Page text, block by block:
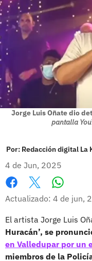
Jorge Luis Oñate dio
pantalla
Por: Redacción digital La
4 de Jun, 2025
Facebook
X
Actualizado: 4 de jun,
El artista Jorge Luis
Huracán’, se
en Valledupar por un
miembros de la